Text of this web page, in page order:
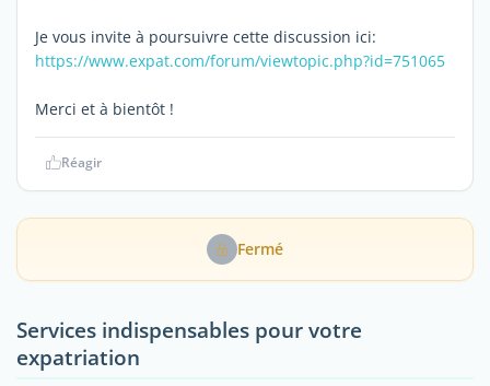
Je vous invite à poursuivre cette discussion ici:
https://www.expat.com/forum/viewtopic.php?id=751065
Merci et à bientôt !
Réagir
Fermé
Services indispensables pour votre
expatriation